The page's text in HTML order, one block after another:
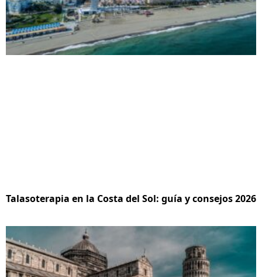
Talasoterapia en la Costa del Sol: guía y consejos 2026